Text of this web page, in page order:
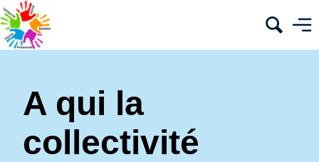
A qui la
collectivité